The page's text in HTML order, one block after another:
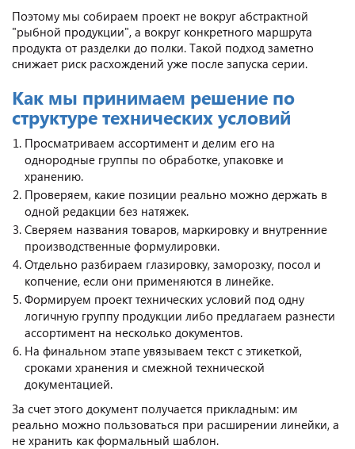
Поэтому мы собираем проект не вокруг абстрактной
"рыбной продукции", а вокруг конкретного маршрута
продукта от разделки до полки. Такой подход заметно
снижает риск расхождений уже после запуска серии.
Как мы принимаем решение по
структуре технических условий
Просматриваем ассортимент и делим его на
однородные группы по обработке, упаковке и
хранению.
Проверяем, какие позиции реально можно держать в
одной редакции без натяжек.
Сверяем названия товаров, маркировку и внутренние
производственные формулировки.
Отдельно разбираем глазировку, заморозку, посол и
копчение, если они применяются в линейке.
Формируем проект технических условий под одну
логичную группу продукции либо предлагаем разнести
ассортимент на несколько документов.
На финальном этапе увязываем текст с этикеткой,
сроками хранения и смежной технической
документацией.
За счет этого документ получается прикладным: им
реально можно пользоваться при расширении линейки, а
не хранить как формальный шаблон.